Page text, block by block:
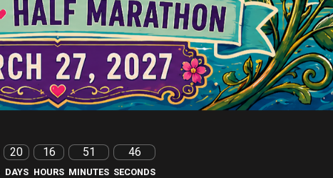
20
DAYS
16
HOURS
51
MINUTES
44
SECONDS